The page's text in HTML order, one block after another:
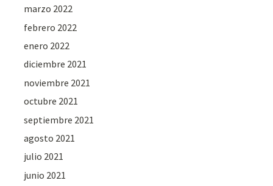
marzo 2022
febrero 2022
enero 2022
diciembre 2021
noviembre 2021
octubre 2021
septiembre 2021
agosto 2021
julio 2021
junio 2021